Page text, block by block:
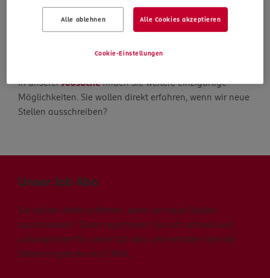
Die Suche geht weiter
In unsererJobsuchefinden Sie weitere einzigartige
Möglichkeiten. Sie wollen direkt erfahren, wenn wir neue
Stellen ausschreiben?
Unser Job Abo
Sie wollen direkt erfahren, wenn wir neue Stellen
ausschreiben? Dann registrieren Sie sich schnell und
unkompliziert für unser Job Abo und erhalten Sie alle
Stellenangebote via E-Mail.
Alle ablehnen Alle Cookies akzeptieren
Cookie-Einstellungen